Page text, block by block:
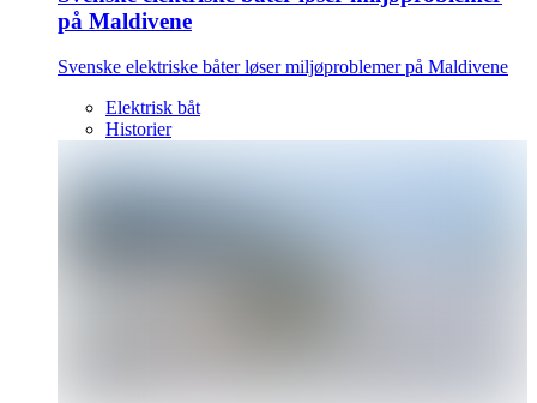
på Maldivene
Svenske elektriske båter løser miljøproblemer på Maldivene
Elektrisk båt
Historier